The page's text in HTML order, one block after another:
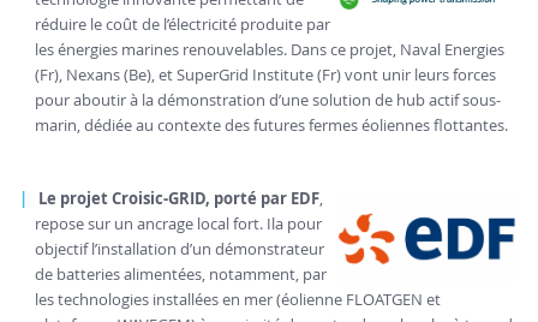
réduire le coût de l’électricité produite par
les énergies marines renouvelables. Dans ce projet, Naval Energies
(Fr), Nexans (Be), et SuperGrid Institute (Fr) vont unir leurs forces
pour aboutir à la démonstration d’une solution de hub actif sous-
marin, dédiée au contexte des futures fermes éoliennes flottantes.
Le projet Croisic-GRID, porté par EDF,
repose sur un ancrage local fort. Ila pour
objectif l’installation d’un démonstrateur
de batteries alimentées, notamment, par
les technologies installées en mer (éolienne FLOATGEN et